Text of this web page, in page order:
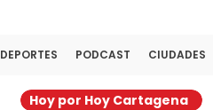
DEPORTES PODCAST CIUDADES
Hoy por Hoy Cartagena